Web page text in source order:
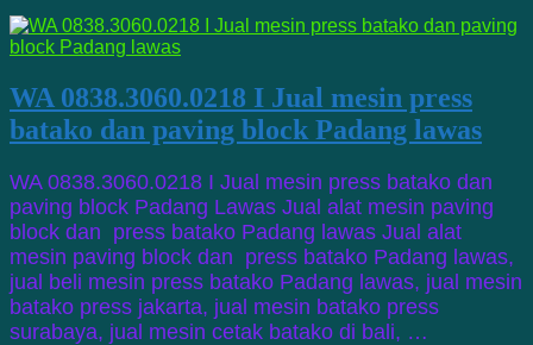
WA 0838.3060.0218 I Jual mesin press
batako dan paving block Padang lawas
WA 0838.3060.0218 I Jual mesin press batako dan
paving block Padang Lawas Jual alat mesin paving
block dan press batako Padang lawas Jual alat
mesin paving block dan press batako Padang lawas,
jual beli mesin press batako Padang lawas, jual mesin
batako press jakarta, jual mesin batako press
surabaya, jual mesin cetak batako di bali, …